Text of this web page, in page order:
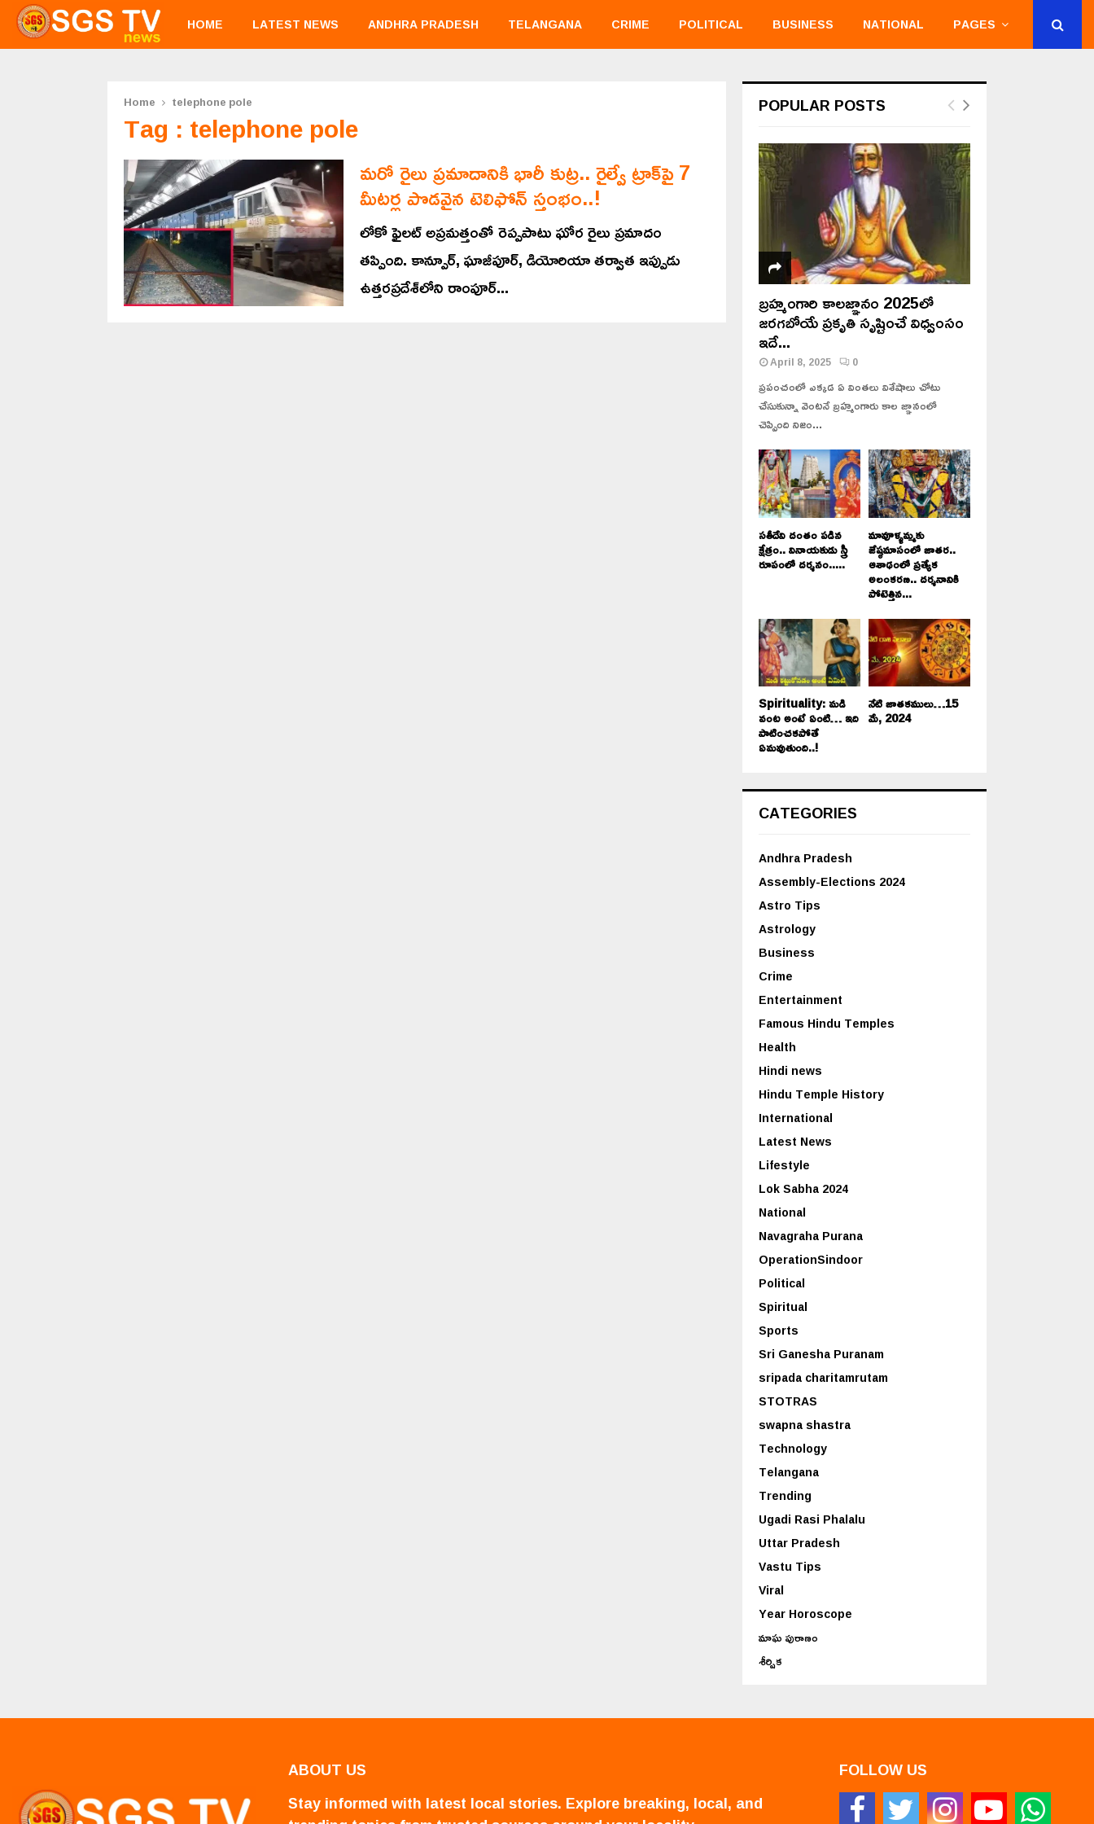
HOME LATEST NEWS ANDHRA PRADESH TELANGANA CRIME POLITICAL BUSINESS NATIONAL PAGES
Home telephone pole
Tag : telephone pole
మరో రైలు ప్రమాదానికి భారీ కుట్ర.. రైల్వే ట్రాక్‌పై 7
మీటర్ల పొడవైన టెలిఫోన్ స్తంభం..!
లోకో ఫైలట్ అప్రమత్తంతో రెప్పపాటు ఘోర రైలు ప్రమాదం
తప్పింది. కాన్పూర్, ఘాజీపూర్, డియోరియా తర్వాత ఇప్పుడు
ఉత్తరప్రదేశ్‌లోని రాంపూర్...
POPULAR POSTS
బ్రహ్మంగారి కాలజ్ఞానం 2025లో
జరగబోయే ప్రకృతి సృష్టించే విధ్వంసం
ఇదే...
April 8, 2025 0
ప్రపంచంలో ఎక్కడ ఏ వింతలు విశేషాలు చోటు
చేసుకున్నా వెంటనే బ్రహ్మంగారు కాల జ్ఞానంలో
చెప్పింది నిజం...
సతీదేవి దంతం పడిన
క్షేత్రం.. వినాయకుడు స్త్రీ
రూపంలో దర్శనం.....
మావూళ్ళమ్మకు
జేష్ఠమాసంలో జాతర..
ఆశాఢంలో ప్రత్యేక
అలంకరణ.. దర్శనానికి
పోటెత్తిన...
Spirituality: మడి
వంట అంటే ఏంటి… ఇది
పాటించకపోతే
ఏమవుతుంది..!
నేటి జాతకములు…15
మే, 2024
CATEGORIES
Andhra Pradesh
Assembly-Elections 2024
Astro Tips
Astrology
Business
Crime
Entertainment
Famous Hindu Temples
Health
Hindi news
Hindu Temple History
International
Latest News
Lifestyle
Lok Sabha 2024
National
Navagraha Purana
OperationSindoor
Political
Spiritual
Sports
Sri Ganesha Puranam
sripada charitamrutam
STOTRAS
swapna shastra
Technology
Telangana
Trending
Ugadi Rasi Phalalu
Uttar Pradesh
Vastu Tips
Viral
Year Horoscope
మాఘ పురాణం
శీర్షిక
ABOUT US
Stay informed with latest local stories. Explore breaking, local, and
FOLLOW US